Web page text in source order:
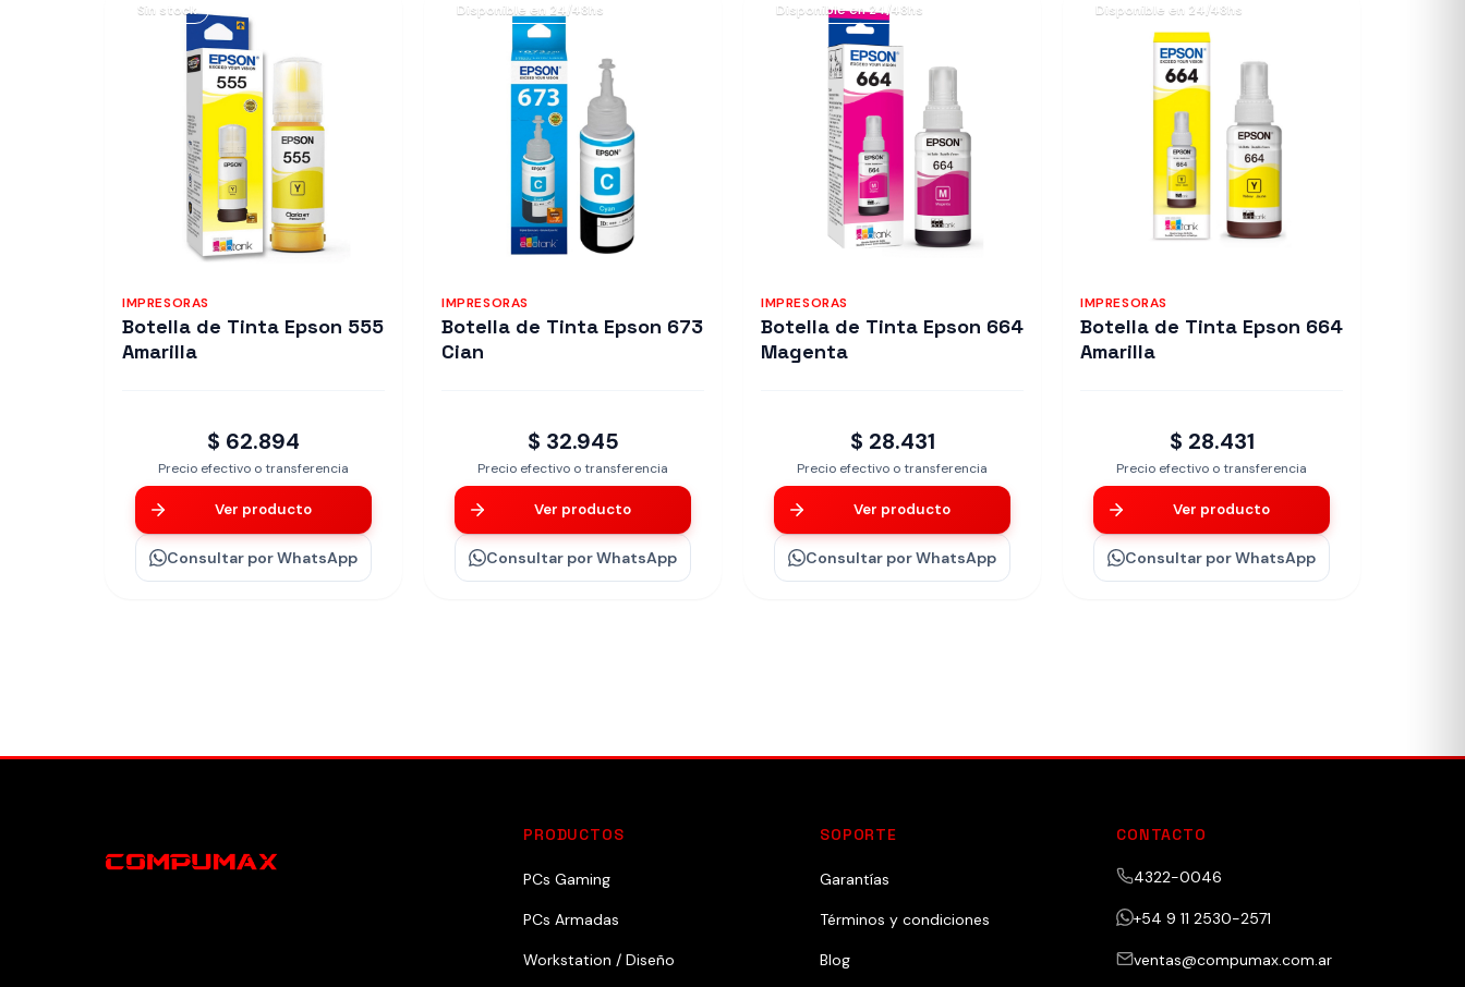
Sin stock
IMPRESORAS
Botella de Tinta Epson 555
Amarilla
$ 62.894
Precio efectivo o transferencia
Ver producto
Consultar por WhatsApp
Disponible en 24/48hs
IMPRESORAS
Botella de Tinta Epson 673
Cian
$ 32.945
Precio efectivo o transferencia
Ver producto
Consultar por WhatsApp
Disponible en 24/48hs
IMPRESORAS
Botella de Tinta Epson 664
Magenta
$ 28.431
Precio efectivo o transferencia
Ver producto
Consultar por WhatsApp
Disponible en 24/48hs
IMPRESORAS
Botella de Tinta Epson 664
Amarilla
$ 28.431
Precio efectivo o transferencia
Ver producto
Consultar por WhatsApp
PRODUCTOS
PCs Gaming
PCs Armadas
Workstation / Diseño
SOPORTE
Garantías
Términos y condiciones
Blog
CONTACTO
4322-0046
+54 9 11 2530-2571
ventas@compumax.com.ar